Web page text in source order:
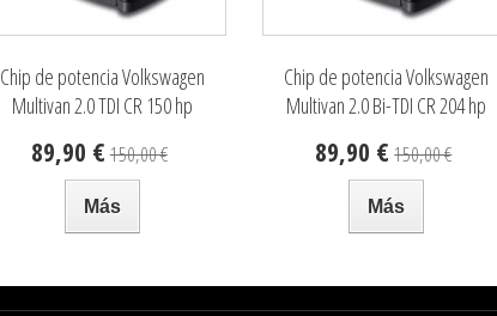
Chip de potencia Volkswagen
Multivan 2.0 TDI CR 150 hp
89,90 € 150,00 €
Más
Chip de potencia Volkswagen
Multivan 2.0 Bi-TDI CR 204 hp
89,90 € 150,00 €
Más
Chip de potencia Ford Focus 1.6
TDCI 95 hp
Chip de potencia Mercedes Vito